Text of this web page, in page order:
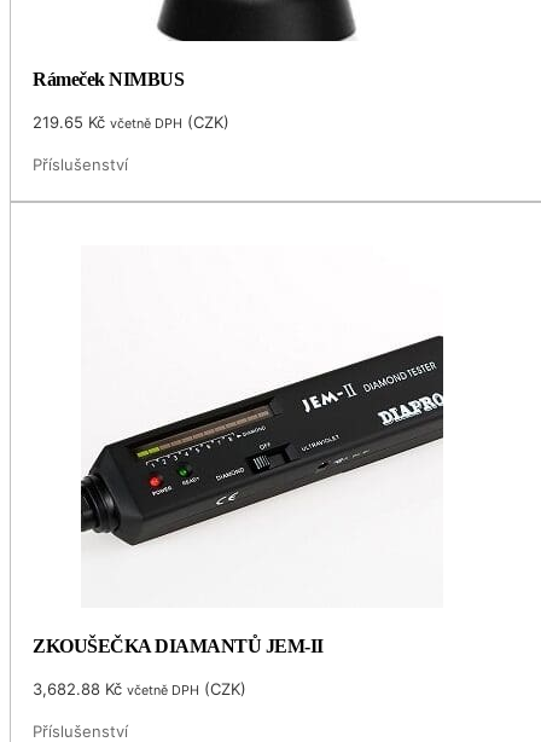
Rámeček NIMBUS
219.65 Kč včetně DPH (CZK)
Příslušenství
ZKOUŠEČKA DIAMANTŮ JEM-II
3,682.88 Kč včetně DPH (CZK)
Příslušenství